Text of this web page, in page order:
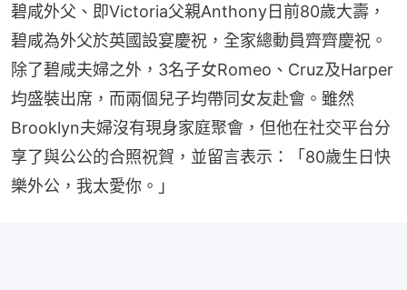
碧咸外父、即Victoria父親Anthony日前80歲大壽，
碧咸為外父於英國設宴慶祝，全家總動員齊齊慶祝。
除了碧咸夫婦之外，3名子女Romeo、Cruz及Harper
均盛裝出席，而兩個兒子均帶同女友赴會。雖然
Brooklyn夫婦沒有現身家庭聚會，但他在社交平台分
享了與公公的合照祝賀，並留言表示：「80歲生日快
樂外公，我太愛你。」